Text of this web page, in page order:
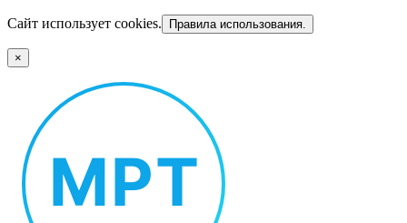
Сайт использует cookies. Правила использования.
×